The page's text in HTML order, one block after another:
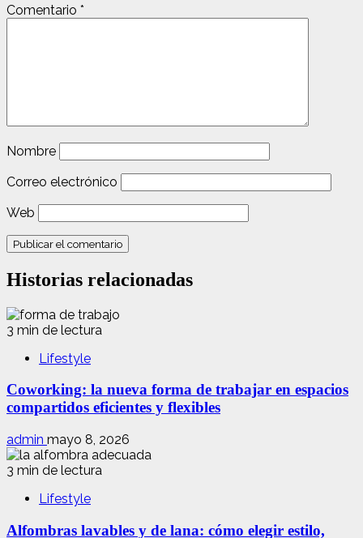
Comentario *
Nombre
Correo electrónico
Web
Historias relacionadas
3 min de lectura
Lifestyle
Coworking: la nueva forma de trabajar en espacios
compartidos eficientes y flexibles
admin mayo 8, 2026
3 min de lectura
Lifestyle
Alfombras lavables y de lana: cómo elegir estilo,